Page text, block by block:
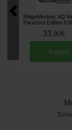
RidgeMonkey SQ
Paracord Edition 0.5l
33,90€
Kopen